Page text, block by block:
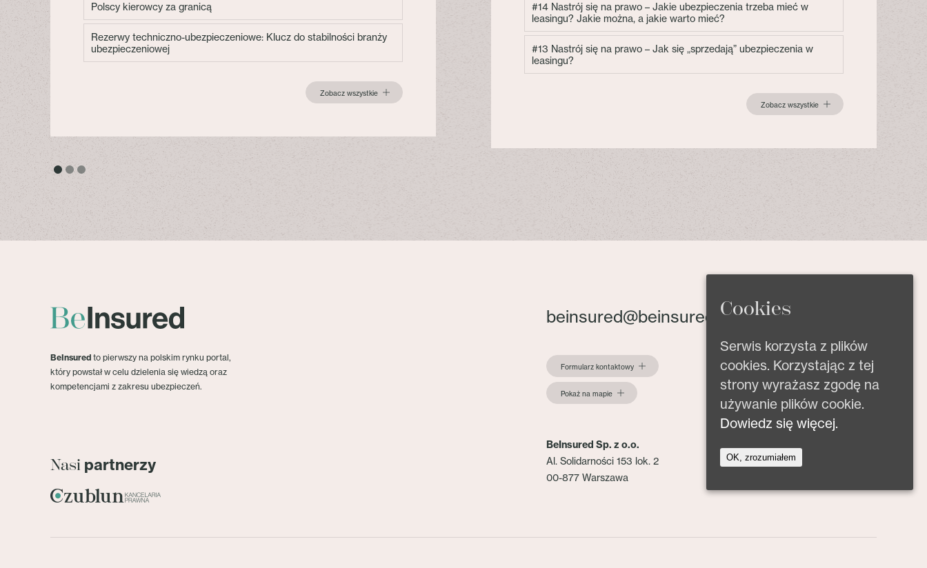
Polscy kierowcy za granicą
Rezerwy techniczno-ubezpieczeniowe: Klucz do stabilności branży
ubezpieczeniowej
Zobacz wszystkie
#14 Nastrój się na prawo – Jakie ubezpieczenia trzeba mieć w
leasingu? Jakie można, a jakie warto mieć?
#13 Nastrój się na prawo – Jak się „sprzedają” ubezpieczenia w
leasingu?
Zobacz wszystkie
BeInsured to pierwszy na polskim rynku portal,
który powstał w celu dzielenia się wiedzą oraz
kompetencjami z zakresu ubezpieczeń.
Nasi partnerzy
beinsured@beinsured.pl
Formularz kontaktowy
Pokaż na mapie
BeInsured Sp. z o.o.
Al. Solidarności 153 lok. 2
00-877 Warszawa
Cookies
Serwis korzysta z plików
cookies. Korzystając z tej
strony wyrażasz zgodę na
używanie plików cookie.
Dowiedz się więcej.
OK, zrozumiałem